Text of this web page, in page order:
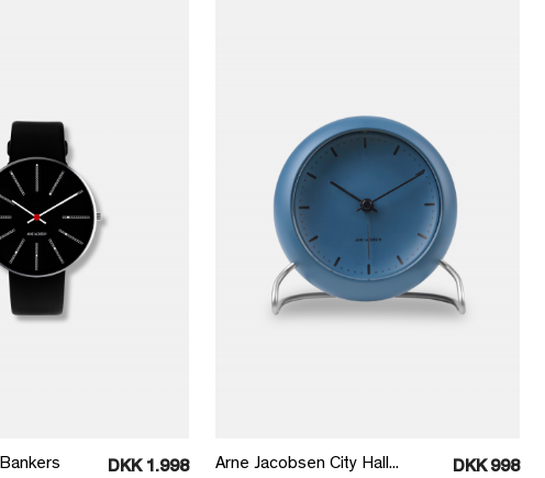
DKK 1.998 Arne Jacobsen City Hall... DKK 998